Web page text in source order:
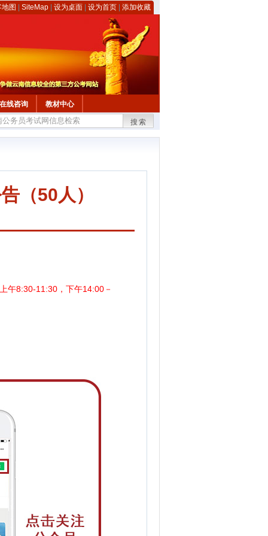
图 SiteMap 设为桌面 设为首页 添加收藏
在线咨询 教材中心
搜索
（50人）
午8:30-11:30，下午14:00－